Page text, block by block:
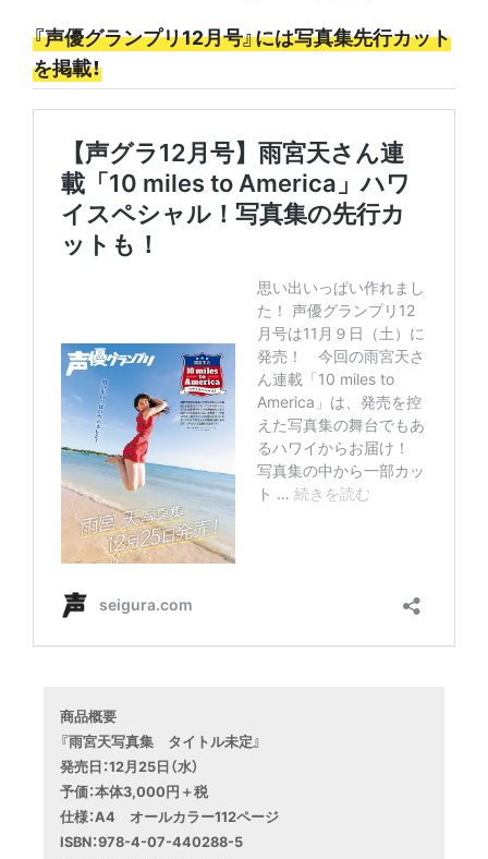
『声優グランプリ12月号』には写真集先行カット
を掲載！
商品概要
『雨宮天写真集　タイトル未定』
発売日：12月25日（水）
予価：本体3,000円＋税
仕様：A4　オールカラー112ページ
ISBN：978-4-07-440288-5